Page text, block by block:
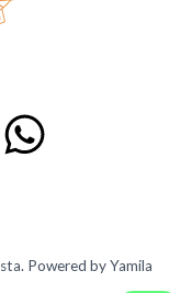
Powered by Yamila